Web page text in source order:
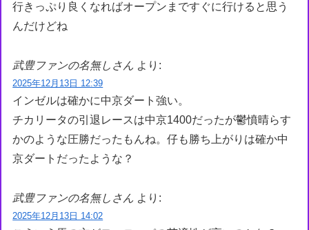
行きっぷり良くなればオープンまですぐに行けると思う
んだけどね
武豊ファンの名無しさん より:
2025年12月13日 12:39
インゼルは確かに中京ダート強い。
チカリータの引退レースは中京1400だったが鬱憤晴らす
かのような圧勝だったもんね。仔も勝ち上がりは確か中
京ダートだったような？
武豊ファンの名無しさん より:
2025年12月13日 14:02